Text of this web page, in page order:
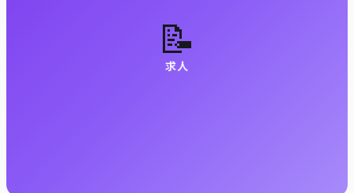
📝
求人